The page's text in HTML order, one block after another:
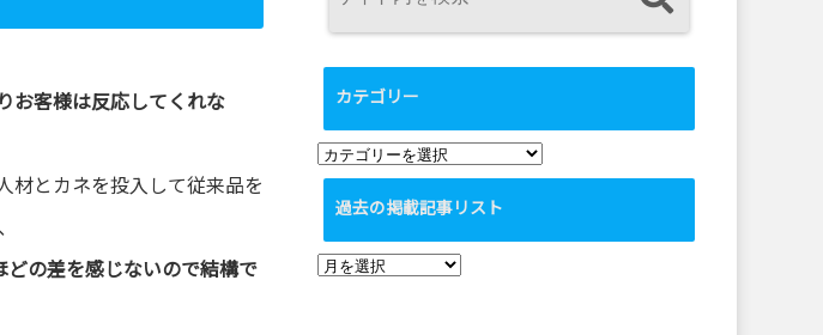
お客様は反応してくれな
材とカネを投入して従来品を
どの差を感じないので結構で
カテゴリー
カ
テ
リ
ー
過去の掲載記事リスト
過